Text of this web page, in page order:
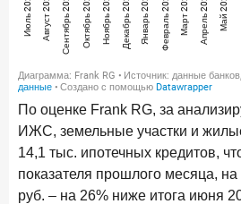
По оценке Frank RG, за
ИЖС, земельные участки и
14,1 тыс. ипотечных кредитов,
показателя прошлого месяца,
руб. – на 26% ниже итога июня